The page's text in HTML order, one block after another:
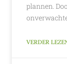
plannen.
VERDER